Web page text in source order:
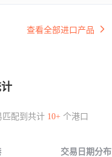
查看全部进口产品
匹配到共计 10+个港口
交易日期分布